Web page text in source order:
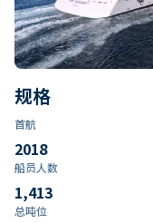
规格
首航
2018
船员人数
1,413
总吨位